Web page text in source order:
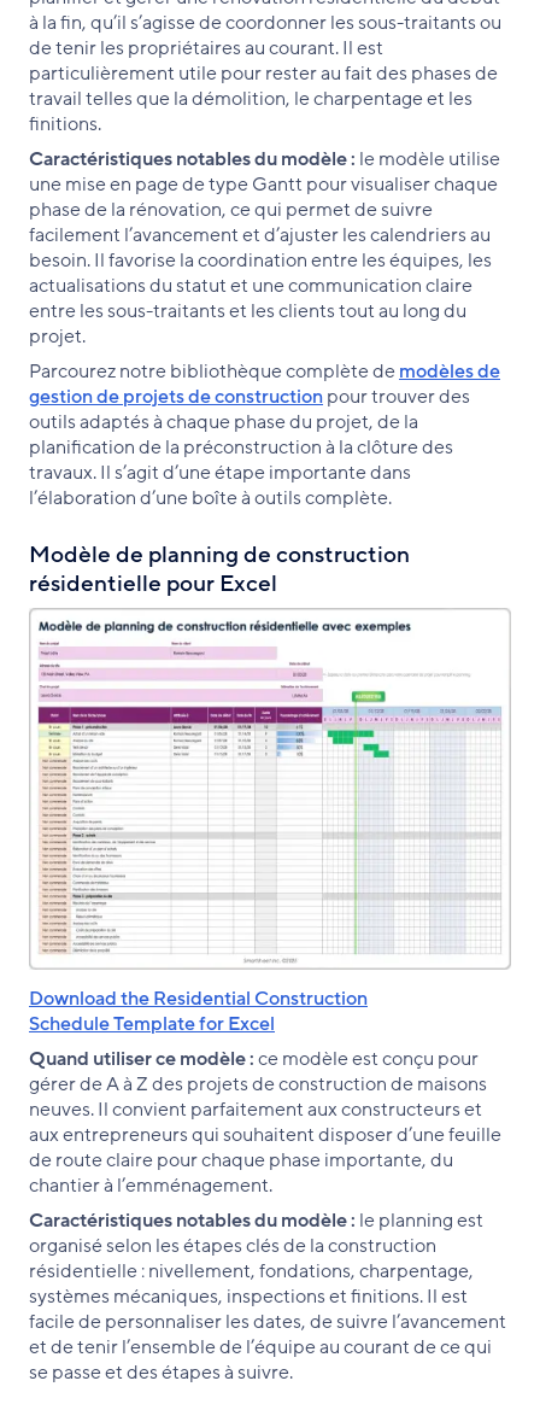
à la fin, qu’il s’agisse de coordonner les sous-traitants ou
de tenir les propriétaires au courant. Il est
particulièrement utile pour rester au fait des phases de
travail telles que la démolition, le charpentage et les
finitions.
Caractéristiques notables du modèle : le modèle utilise
une mise en page de type Gantt pour visualiser chaque
phase de la rénovation, ce qui permet de suivre
facilement l’avancement et d’ajuster les calendriers au
besoin. Il favorise la coordination entre les équipes, les
actualisations du statut et une communication claire
entre les sous-traitants et les clients tout au long du
projet.
Parcourez notre bibliothèque complète demodèles de
gestion de projets de constructionpour trouver des
outils adaptés à chaque phase du projet, de la
planification de la préconstruction à la clôture des
travaux. Il s’agit d’une étape importante dans
l’élaboration d’une boîte à outils complète.
Modèle de planning de construction
résidentielle pour Excel
Download the Residential Construction
Schedule Template for Excel
Quand utiliser ce modèle :ce modèle est conçu pour
gérer de A à Z des projets de construction de maisons
neuves. Il convient parfaitement aux constructeurs et
aux entrepreneurs qui souhaitent disposer d’une feuille
de route claire pour chaque phase importante, du
chantier à l’emménagement.
Caractéristiques notables du modèle : le planning est
organisé selon les étapes clés de la construction
résidentielle : nivellement, fondations, charpentage,
systèmes mécaniques, inspections et finitions. Il est
facile de personnaliser les dates, de suivre l’avancement
et de tenir l’ensemble de l’équipe au courant de ce qui
se passe et des étapes à suivre.